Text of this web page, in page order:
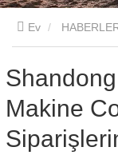
Ev
Şekilde Tamamlıyor
Makine